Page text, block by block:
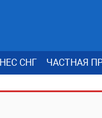
СНГ ЧАСТНАЯ